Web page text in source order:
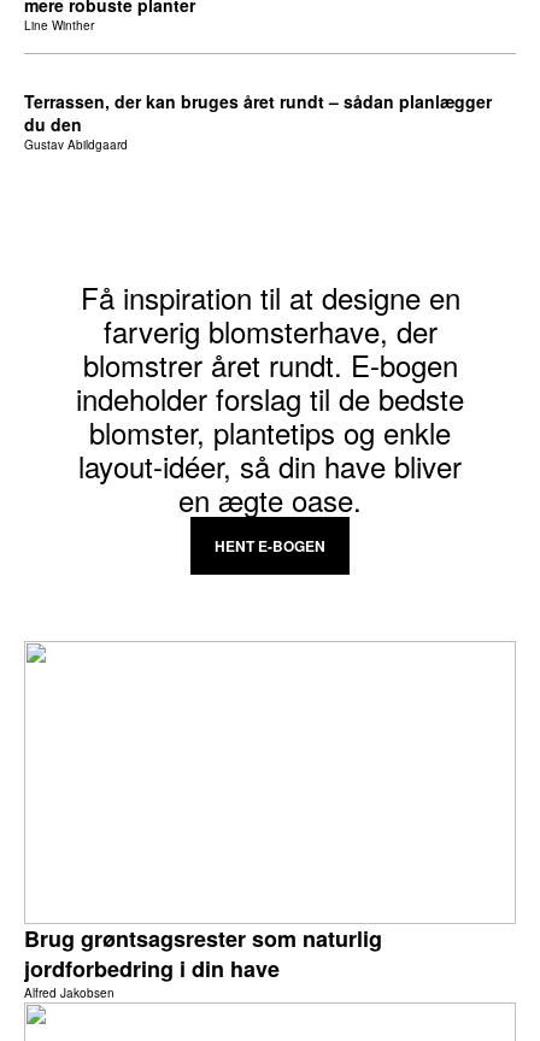
mere robuste planter
Line Winther
Terrassen, der kan bruges året rundt – sådan planlægger
du den
Gustav Abildgaard
Få inspiration til at designe en
farverig blomsterhave, der
blomstrer året rundt. E-bogen
indeholder forslag til de bedste
blomster, plantetips og enkle
layout-idéer, så din have bliver
en ægte oase.
HENT E-BOGEN
Brug grøntsagsrester som naturlig
jordforbedring i din have
Alfred Jakobsen